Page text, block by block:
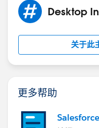
Desktop
关于此
更多帮助